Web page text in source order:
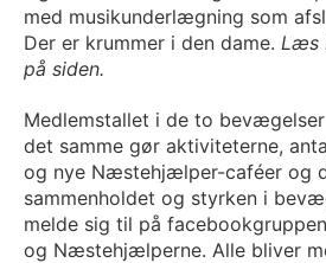
med musikunderlægning som
Der er krummer i den dame. Læs
på siden.
Medlemstallet i de to
det samme gør aktiviteterne,
og nye Næstehjælper-caféer og
sammenholdet og styrken i
melde sig til på
og Næstehjælperne. Alle bliver